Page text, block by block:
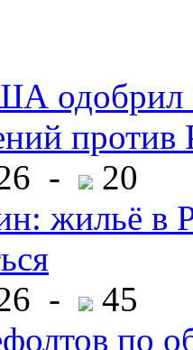
одобрил
-
20
жильё в
-
45
по